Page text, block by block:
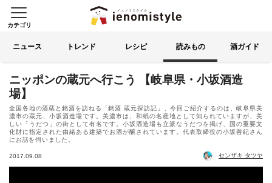
イエノミスタイル 家飲みを楽
カテゴリ
る
ニュース トレンド レシピ 読みもの 酒ガイド
ニッポンの蔵元へ行こう 【岐阜県・小坂酒造
場】
全国各地の酒蔵と銘酒を訪ねる「銘酒 蔵元探訪記」、今回ご紹介するのは、岐阜県美
濃市の蔵元、小坂酒造場です。美濃市は、和紙の名産地として知られていますが、美
しい「うだつ」の街として有名です。小坂酒造場も立派なうだつを掲げ、国の重要文
化財に指定された由緒ある建築でお酒が醸されています。代表取締役の小坂善紀さん
にお話を伺いました。
2017.09.08 センザキ タツヤ